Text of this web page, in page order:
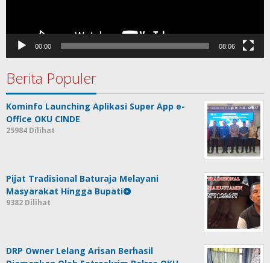
00:00 08:06
Berita Populer
Kominfo Launching Aplikasi Super App e-
Office OKU CINDE
25984 Dilihat
Pijat Tradisional Baturaja Melayani
Masyarakat Hingga Bupati
9382 Dilihat
DRP Owner Lelang Arisan Berhasil